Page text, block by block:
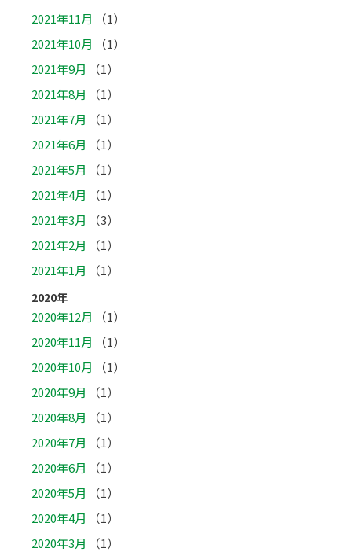
2021年11月
（1）
2021年10月
（1）
2021年9月
（1）
2021年8月
（1）
2021年7月
（1）
2021年6月
（1）
2021年5月
（1）
2021年4月
（1）
2021年3月
（3）
2021年2月
（1）
2021年1月
（1）
2020年
2020年12月
（1）
2020年11月
（1）
2020年10月
（1）
2020年9月
（1）
2020年8月
（1）
2020年7月
（1）
2020年6月
（1）
2020年5月
（1）
2020年4月
（1）
2020年3月
（1）